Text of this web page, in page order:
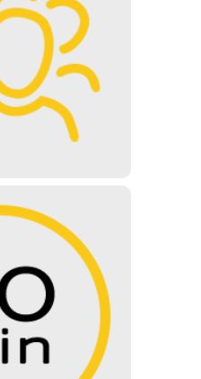
mit Führung
für Gruppen ab
Voranmeldung
dauert 60
der Führung
ausgebildeten
Ausstellungen
Bunker
vor.